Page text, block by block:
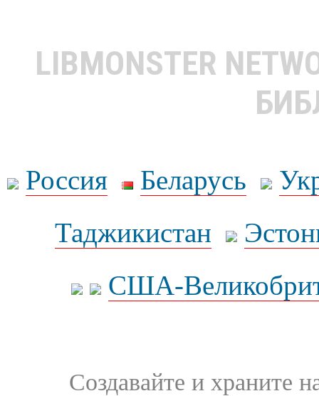
LIBMONSTER
Россия Беларусь
Таджикистан
США-
Создавайте и храните